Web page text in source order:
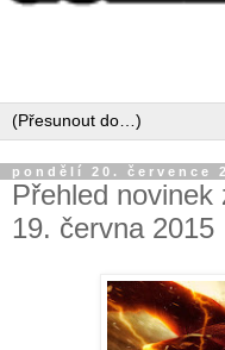
pondělí 20. července
Přehled
19. června 2015